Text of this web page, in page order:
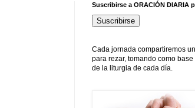
Suscribirse a ORACIÓN DIARIA
Suscribirse
Cada jornada compartiremos
para rezar, tomando como
de la liturgia de cada día.